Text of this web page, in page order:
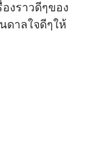
งราวดีๆของ
ดาลใจดีๆให้